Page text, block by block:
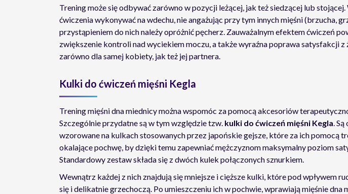
Trening może się odbywać zarówno w pozycji leżącej, jak też siedzącej lub stojącej.
ćwiczenia wykonywać na wdechu, nie angażując przy tym innych mięśni (brzucha,
przystąpieniem do nich należy opróżnić pęcherz. Zauważalnym efektem ćwiczeń
zwiększenie kontroli nad wyciekiem moczu, a także wyraźna poprawa satysfakcji z
zarówno dla samej kobiety, jak też jej partnera.
Kulki do ćwiczeń mięśni Kegla
Trening mięśni dna miednicy można wspomóc za pomocą akcesoriów
Szczególnie przydatne są w tym względzie tzw. kulki do ćwiczeń mięśni Kegla.
wzorowane na kulkach stosowanych przez japońskie gejsze, które za ich pomocą
okalające pochwę, by dzięki temu zapewniać mężczyznom maksymalny poziom
Standardowy zestaw składa się z dwóch kulek połączonych sznurkiem.
Wewnątrz każdej z nich znajdują się mniejsze i cięższe kulki, które pod wpływem
się i delikatnie grzechoczą. Po umieszczeniu ich w pochwie, wprawiają mięśnie dna